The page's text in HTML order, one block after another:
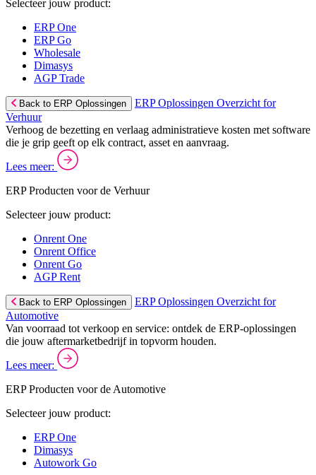
Selecteer jouw product:
ERP One
ERP Go
Wholesale
Dimasys
AGP Trade
Back to ERP Oplossingen
ERP Oplossingen Overzicht for
Verhuur
Verhoog de bezetting en verlaag administratieve kosten met software
die je grip geeft op elk contract, asset en aanvraag.
Lees meer:
ERP Producten voor de Verhuur
Selecteer jouw product:
Onrent One
Onrent Office
Onrent Go
AGP Rent
Back to ERP Oplossingen
ERP Oplossingen Overzicht for
Automotive
Van voorraad tot verkoop en service: ontdek de ERP-oplossingen
die jouw aftermarketbedrijf in topvorm houden.
Lees meer:
ERP Producten voor de Automotive
Selecteer jouw product:
ERP One
Dimasys
Autowork Go